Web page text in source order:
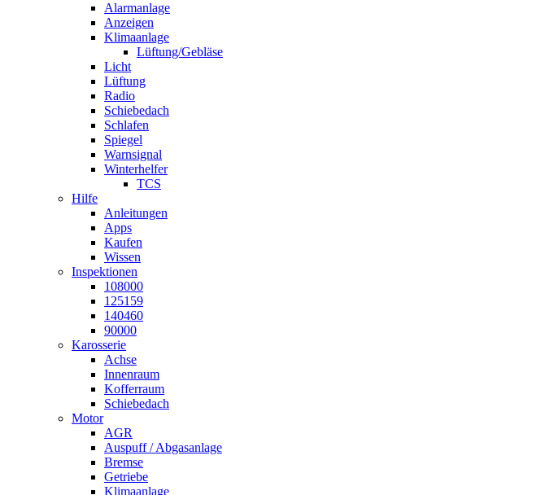
Alarmanlage
Anzeigen
Klimaanlage
Lüftung/Gebläse
Licht
Lüftung
Radio
Schiebedach
Schlafen
Spiegel
Warnsignal
Winterhelfer
TCS
Hilfe
Anleitungen
Apps
Kaufen
Wissen
Inspektionen
108000
125159
140460
90000
Karosserie
Achse
Innenraum
Kofferraum
Schiebedach
Motor
AGR
Auspuff / Abgasanlage
Bremse
Getriebe
Klimaanlage